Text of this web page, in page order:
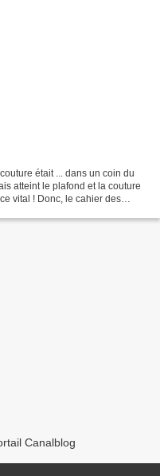
était ... dans un coin du
atteint le plafond et la couture
vital ! Donc, le cahier des
Canalblog